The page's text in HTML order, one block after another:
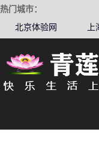
热门城市：
北京体验网